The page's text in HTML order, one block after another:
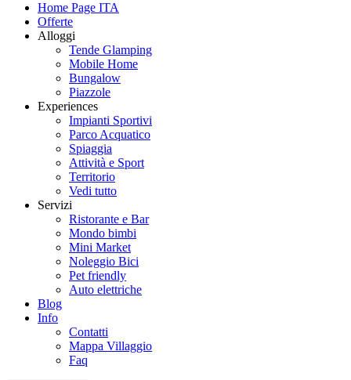
Home Page ITA
Offerte
Alloggi
Tende Glamping
Mobile Home
Bungalow
Piazzole
Experiences
Impianti Sportivi
Parco Acquatico
Spiaggia
Attività e Sport
Territorio
Vedi tutto
Servizi
Ristorante e Bar
Mondo bimbi
Mini Market
Noleggio Bici
Pet friendly
Auto elettriche
Blog
Info
Contatti
Mappa Villaggio
Faq